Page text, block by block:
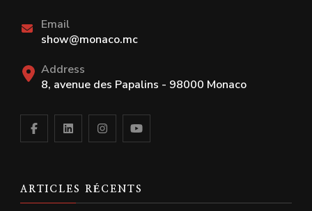
Email
show@monaco.mc
Address
8, avenue des Papalins - 98000 Monaco
ARTICLES RÉCENTS